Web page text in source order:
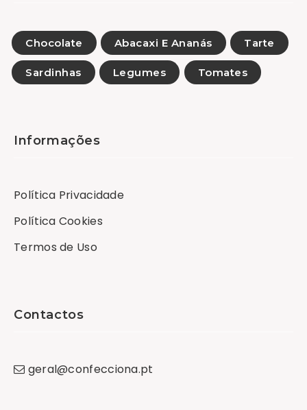
Chocolate Abacaxi E Ananás Tarte
Sardinhas Legumes Tomates
Informações
Política Privacidade
Política Cookies
Termos de Uso
Contactos
geral@confecciona.pt